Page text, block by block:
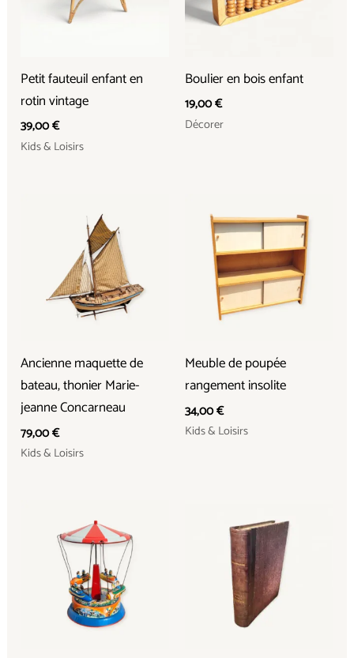
Petit fauteuil enfant en
rotin vintage
39,00€
Kids & Loisirs
Boulier en bois enfant
19,00€
Décorer
Ancienne maquette de
bateau, thonier Marie-
jeanne Concarneau
79,00€
Kids & Loisirs
Meuble de poupée
rangement insolite
34,00€
Kids & Loisirs
prix
initial
était :
25,00 €.
prix
actuel
est :
15,00 €.